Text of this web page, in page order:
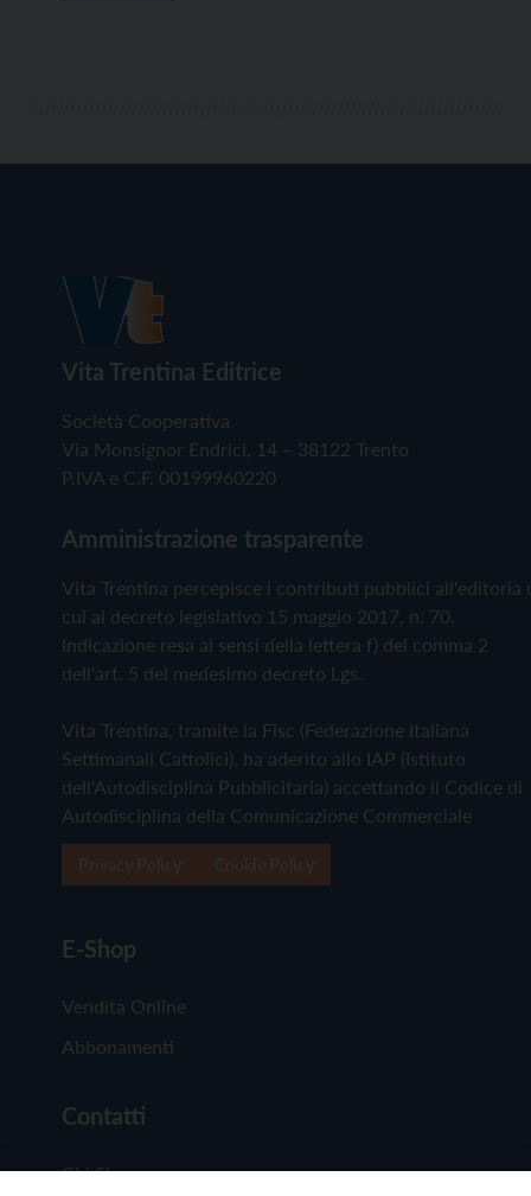
Vita Trentina Editrice
Società Cooperativa
Via Monsignor Endrici, 14 – 38122 Trento
P.IVA e C.F. 00199960220
Amministrazione trasparente
Vita Trentina percepisce i contributi pubblici all'editoria
cui al decreto legislativo 15 maggio 2017, n. 70.
Indicazione resa ai sensi della lettera f) del comma 2
dell'art. 5 del medesimo decreto Lgs.
Vita Trentina, tramite la Fisc (Federazione Italiana
Settimanali Cattolici), ha aderito allo IAP (Istituto
dell'Autodisciplina Pubblicitaria) accettando il Codice di
Autodisciplina della Comunicazione Commerciale
E-Shop
Vendita Online
Abbonamenti
Contatti
Chi Siamo